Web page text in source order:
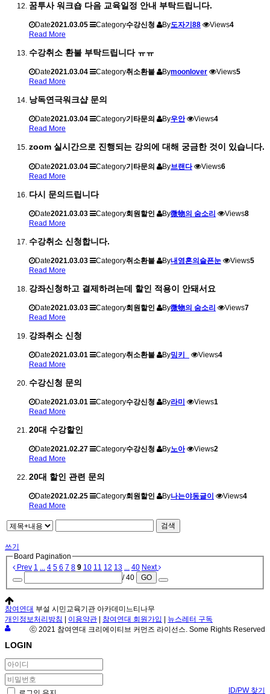
꿈투사 워크숍 다음 교육일정 안내 부탁드립니다.
Date2021.03.05 Category수강신청 By도자기88 Views4
Read More
수강취소 환불 부탁드립니다 ㅠㅠ
Date2021.03.04 Category취소환불 Bymoonlover Views5
Read More
낭독연극워크샵 문의
Date2021.03.04 Category기타문의 By우안 Views4
Read More
zoom 실시간으로 진행되는 강의에 대해 궁금한 것이 있습니다.
Date2021.03.04 Category기타문의 By브랜다 Views6
Read More
다시 문의드립니다
Date2021.03.03 Category회원할인 By微物의 숨소리 Views8
Read More
수강취소 신청합니다.
Date2021.03.03 Category취소환불 By내영혼의슬픈눈 Views5
Read More
강좌신청하고 결제하려는데 할인 적용이 안돼서요
Date2021.03.03 Category회원할인 By微物의 숨소리 Views7
Read More
강좌취소 신청
Date2021.03.01 Category취소환불 By밍키_ Views4
Read More
수강신청 문의
Date2021.03.01 Category수강신청 By라미 Views1
Read More
20대 수강할인
Date2021.02.27 Category수강신청 By노아 Views2
Read More
20대 할인 관련 문의
Date2021.02.25 Category회원할인 By나는야동글이 Views4
Read More
검색
쓰기
Board Pagination
Prev 1 ... 4 5 6 7 8 9 10 11 12 13 ... 40 Next
/ 40
GO
참여연대 부설 시민교육기관 아카데미느티나무
개인정보처리방침 | 이용약관 | 참여연대 회원가입 | 뉴스레터 구독
ⓒ 2021 참여연대 크리에이티브 커먼즈 라이선스. Some Rights Reserved
LOGIN
ID/PW 찾기